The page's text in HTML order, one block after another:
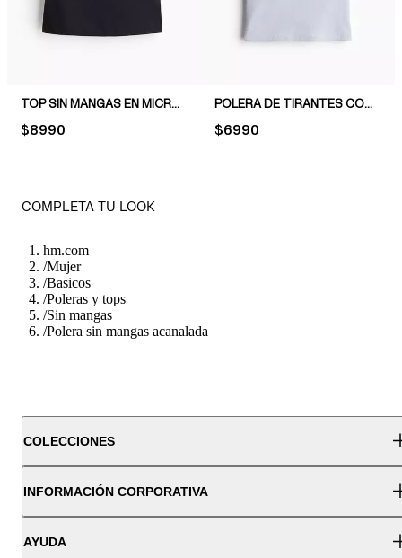
TOP SIN MANGAS EN MICROFIBRA
PRICE:
$8990
POLERA DE TIRANTES CON RIBETE DE ENCAJE
PRICE:
$6990
COMPLETA TU LOOK
hm.com
/Mujer
/Basicos
/Poleras y tops
/Sin mangas
/Polera sin mangas acanalada
COLECCIONES
INFORMACIÓN CORPORATIVA
AYUDA